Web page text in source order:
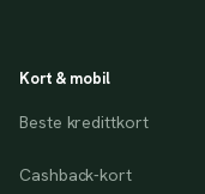
Kort & mobil
Beste kredittkort
Cashback-kort